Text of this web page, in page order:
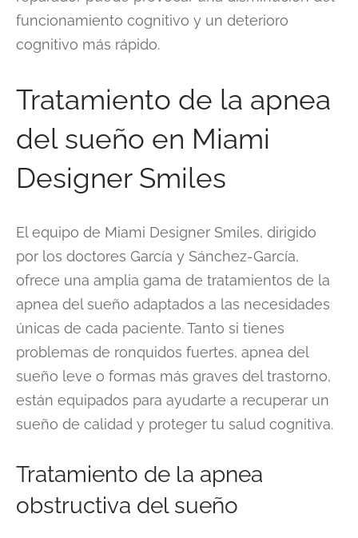
funcionamiento cognitivo y un deterioro
cognitivo más rápido.
Tratamiento de la apnea
del sueño en Miami
Designer Smiles
El equipo de Miami Designer Smiles, dirigido
por los doctores García y Sánchez-García,
ofrece una amplia gama de tratamientos de la
apnea del sueño adaptados a las necesidades
únicas de cada paciente. Tanto si tienes
problemas de ronquidos fuertes, apnea del
sueño leve o formas más graves del trastorno,
están equipados para ayudarte a recuperar un
sueño de calidad y proteger tu salud cognitiva.
Tratamiento de la apnea
obstructiva del sueño